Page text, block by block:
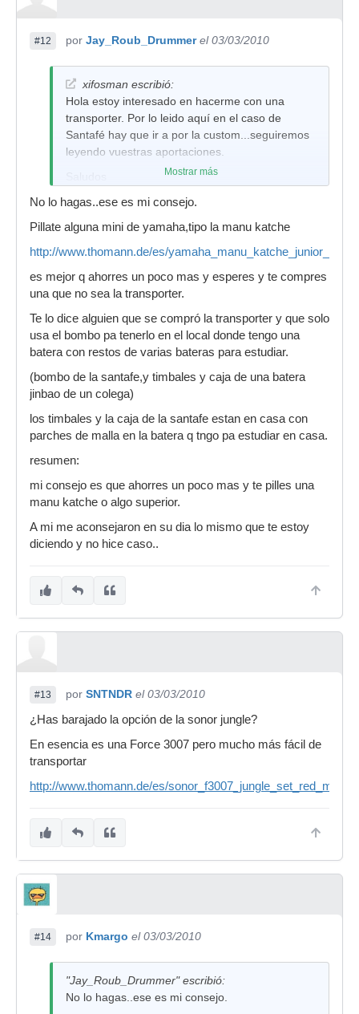
#12 por Jay_Roub_Drummer el 03/03/2010
xifosman escribió:
Hola estoy interesado en hacerme con una
transporter. Por lo leido aquí en el caso de
Santafé hay que ir a por la custom...seguiremos
leyendo vuestras aportaciones.
Mostrar más
No lo hagas..ese es mi consejo.
Pillate alguna mini de yamaha,tipo la manu katche
http://www.thomann.de/es/
es mejor q ahorres un poco mas y esperes y te compres
una que no sea la transporter.
Te lo dice alguien que se compró la transporter y que solo
usa el bombo pa tenerlo en el local donde tengo una
batera con restos de varias bateras para estudiar.
(bombo de la santafe,y timbales y caja de una batera
jinbao de un colega)
los timbales y la caja de la santafe estan en casa con
parches de malla en la batera q tngo pa estudiar en casa.
resumen:
mi consejo es que ahorres un poco mas y te pilles una
manu katche o algo superior.
A mi me aconsejaron en su dia lo mismo que te estoy
diciendo y no hice caso..
#13 por SNTNDR el 03/03/2010
¿Has barajado la opción de la sonor jungle?
En esencia es una Force 3007 pero mucho más fácil de
transportar
http://www.thomann.de/es/
#14 por Kmargo el 03/03/2010
"Jay_Roub_Drummer" escribió:
No lo hagas..ese es mi consejo.